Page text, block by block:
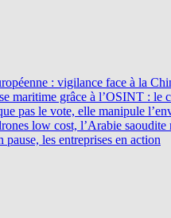
: vigilance face à la
maritime grâce à l’OSINT : le
pas le vote, elle manipule
low cost, l’Arabie saoudite
les entreprises en action